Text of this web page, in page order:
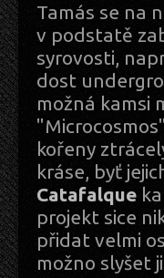
Tamás se na
v podstatě
syrovosti,
dost
možná kamsi
kořeny
kráse, byť
Catafalque
projekt sice
přidat velmi
možno slyšet